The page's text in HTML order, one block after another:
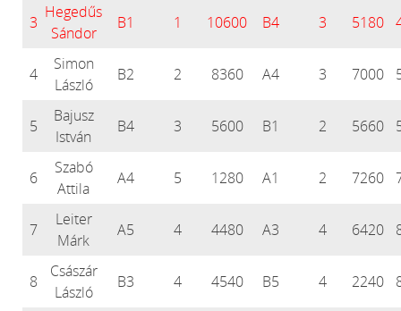
3
Hegedűs
Sándor
B1 1 10600 B4 3 5180
4
Simon
László
B2 2 8360 A4 3 7000
5
Bajusz
István
B4 3 5600 B1 2 5660
6
Szabó
Attila
A4 5 1280 A1 2 7260
7
Leiter
Márk
A5 4 4480 A3 4 6420
8
Császár
László
B3 4 4540 B5 4 2240